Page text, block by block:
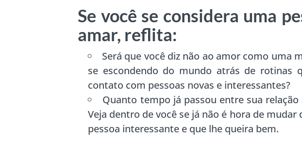
Se você se considera uma
amar, reflita:
Será que você diz não ao amor como uma
se escondendo do mundo atrás de rotinas
contato com pessoas novas e interessantes?
Quanto tempo já passou entre sua
Veja dentro de você se já não é hora de
pessoa interessante e que lhe queira bem.